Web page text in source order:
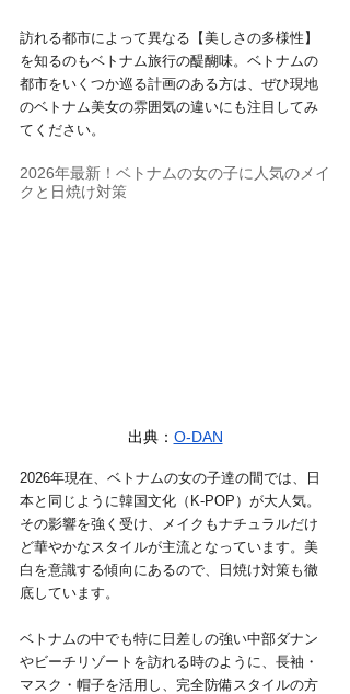
訪れる都市によって異なる【美しさの多様性】
を知るのもベトナム旅行の醍醐味。ベトナムの
都市をいくつか巡る計画のある方は、ぜひ現地
のベトナム美女の雰囲気の違いにも注目してみ
てください。
2026年最新！ベトナムの女の子に人気のメイ
クと日焼け対策
出典： O-DAN
2026年現在、ベトナムの女の子達の間では、日
本と同じように韓国文化（K-POP）が大人気。
その影響を強く受け、メイクもナチュラルだけ
ど華やかなスタイルが主流となっています。美
白を意識する傾向にあるので、日焼け対策も徹
底しています。
ベトナムの中でも特に日差しの強い中部ダナン
やビーチリゾートを訪れる時のように、長袖・
マスク・帽子を活用し、完全防備スタイルの方